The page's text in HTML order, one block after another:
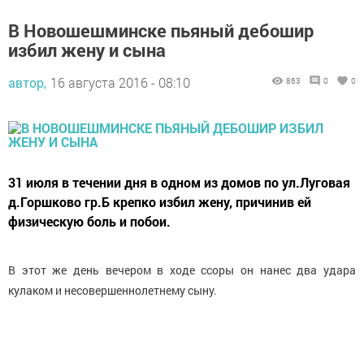
В Новошешминске пьяный дебошир
избил жену и сына
автор, 16 августа 2016 - 08:10 863 0 0
31 июля в течении дня в одном из домов по ул.Луговая
д.Горшково гр.Б крепко избил жену, причинив ей
физическую боль и побои.
В этот же день вечером в ходе ссоры он нанес два удара
кулаком и несовершеннолетнему сыну.